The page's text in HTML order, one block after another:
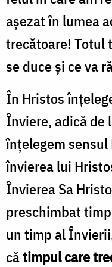
aşezat în lumea
trecătoare! Totul
se duce şi ce va
În Hristos
Înviere, adică de
înțelegem
învierea lui
Învierea Sa
preschimbat
un timp al
cătimpul care